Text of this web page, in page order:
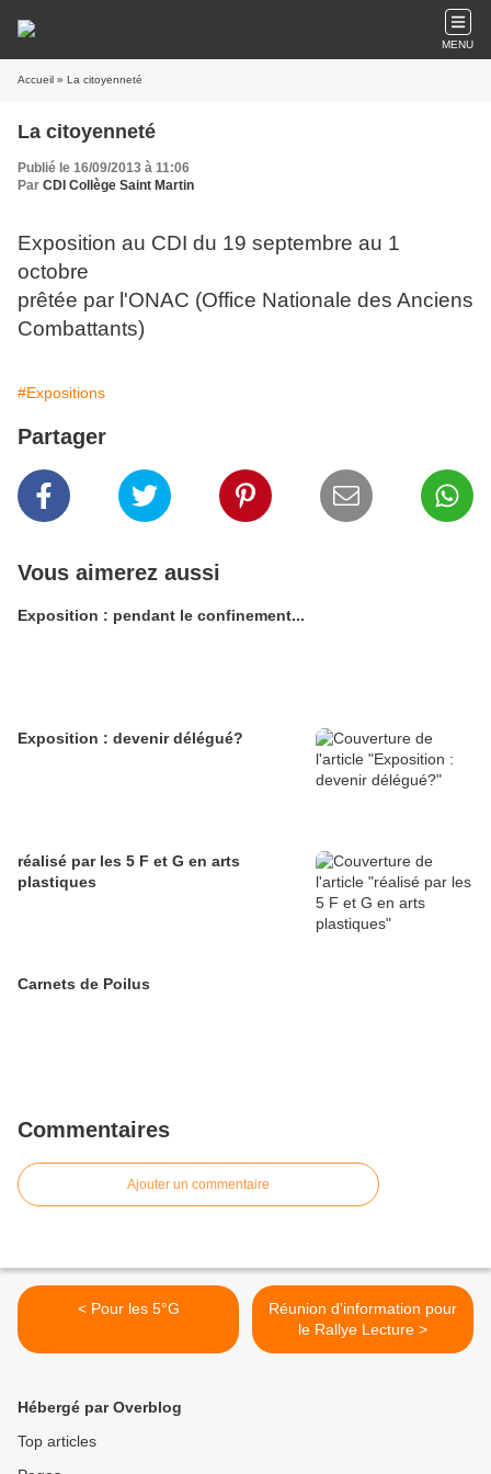
MENU
Accueil » La citoyenneté
La citoyenneté
Publié le 16/09/2013 à 11:06
Par CDI Collège Saint Martin
Exposition au CDI du 19 septembre au 1
octobre
prêtée par l'ONAC (Office Nationale des Anciens
Combattants)
#Expositions
Partager
Vous aimerez aussi
Exposition : pendant le confinement...
Exposition : devenir délégué?
réalisé par les 5 F et G en arts
plastiques
Carnets de Poilus
Commentaires
Ajouter un commentaire
< Pour les 5°G
Réunion d'information pour
le Rallye Lecture >
Hébergé par Overblog
Top articles